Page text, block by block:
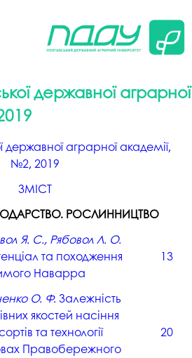
вмісту
державної аграрної
державної аграрної академії,
№2, 2019
ЗМІСТ
РОСЛИННИЦТВО
Я. С., Рябовол Л. О.
та походження
Наварра
13
О. Ф. Залежність
якостей насіння
та технології
Правобережного
20